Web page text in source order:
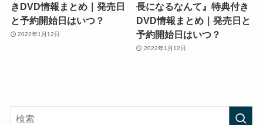
きDVD情報まとめ｜発売日
と予約開始日はいつ？
2022年1月12日
長になるなんて』特典付き
DVD情報まとめ｜発売日と
予約開始日はいつ？
2022年1月12日